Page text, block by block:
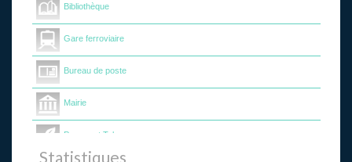
Bibliothèque
Gare ferroviaire
Bureau de poste
Mairie
Presse et Tabac
Statistiques